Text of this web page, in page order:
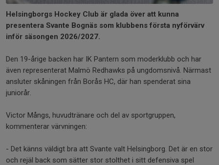
Helsingborgs Hockey Club är glada över att kunna
presentera Svante Bognäs som klubbens första nyförvärv
inför säsongen 2026/2027.
Den 19-årige backen har IK Pantern som moderklubb och har
även representerat Malmö Redhawks på ungdomsnivå. Närmast
ansluter skåningen från Borås HC, där han spenderat sina
juniorår.
Victor Mångs, huvudtränare och del av sportgruppen,
kommenterar värvningen:
- Det känns väldigt bra att Svante valt Helsingborg. Det är en stor
och rejäl back som sätter stor stolthet i sitt defensiva spel